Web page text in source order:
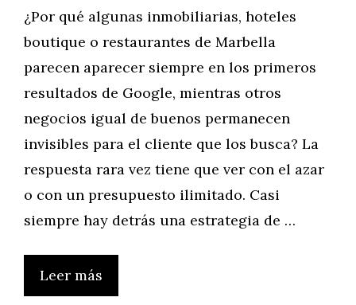
¿Por qué algunas inmobiliarias, hoteles
boutique o restaurantes de Marbella
parecen aparecer siempre en los primeros
resultados de Google, mientras otros
negocios igual de buenos permanecen
invisibles para el cliente que los busca? La
respuesta rara vez tiene que ver con el azar
o con un presupuesto ilimitado. Casi
siempre hay detrás una estrategia de …
Leer más